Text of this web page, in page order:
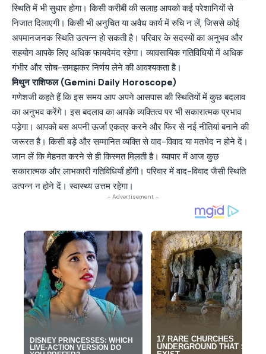
स्थिति में भी सुधार होगा। किसी करीबी की सलाह आपको कई परेशानियों से
निजात दिलाएगी। किसी भी अनुचित या अवैध कार्य में रुचि न लें, जिससे कोई
अपमानजनक स्थिति उत्पन्न हो सकती है। परिवार के सदस्यों का अनुभव और
सहयोग आपके लिए अधिक फायदेमंद रहेगा। व्यावसायिक गतिविधियों में अधिक
गंभीर और सोच-समझकर निर्णय लेने की आवश्यकता है।
मिथुन राशिफल (Gemini Daily Horoscope)
गणेशजी कहते हैं कि इस समय आप अपने आसपास की स्थितियों में कुछ बदलाव
का अनुभव करेंगे। इस बदलाव का आपके व्यक्तित्व पर भी सकारात्मक प्रभाव
पड़ेगा। आपको बस अपनी ऊर्जा एकत्र करने और फिर से नई नीतियां बनाने की
जरूरत है। किसी बड़े और सम्मानित व्यक्ति से वाद-विवाद या मतभेद न होने दें।
जान लें कि मेहनत करने से ही किस्मत मिलती है। व्यापार में आज कुछ
सकारात्मक और लाभकारी गतिविधियाँ होंगी। परिवार में वाद-विवाद जैसी स्थिति
उत्पन्न न होने दें। स्वास्थ्य उत्तम रहेगा।
- Advertisement -